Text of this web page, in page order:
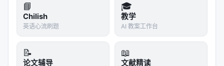
📘
Chilish
英语心流刷题
🎓
教学
AI 教案工作台
📝
论文辅导
📖
文献精读